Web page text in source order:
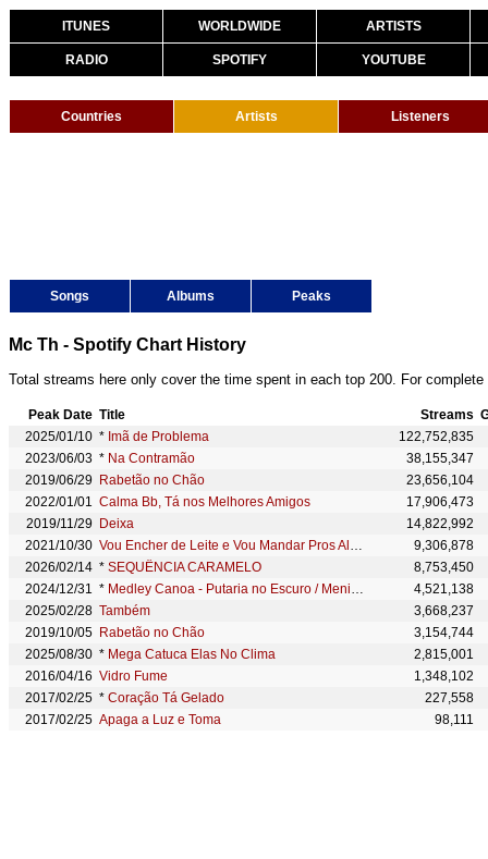
ITUNES WORLDWIDE ARTISTS
RADIO SPOTIFY YOUTUBE
Countries Artists Listeners
Songs Albums Peaks
Mc Th - Spotify Chart History
Total streams here only cover the time spent in each top 200. For
Peak Date Title Streams
2025/01/10 * Imã de Problema
122,752,835
2023/06/03 * Na Contramão
38,155,347
2019/06/29
Rabetão no Chão
23,656,104
2022/01/01 Calma Bb, Tá nos Melhores Amigos
17,906,473
2019/11/29
Deixa
14,822,992
2021/10/30
Vou Encher de Leite e Vou Mandar Pros Alemão - Eletrofunk
9,306,878
2026/02/14 * SEQUÊNCIA CARAMELO
8,753,450
2024/12/31 * Medley Canoa - Putaria no Escuro / Menina do Job / Escada do Prédio / Mal Caminho / Pede Que eu Te Dou
4,521,138
2025/02/28 Também
3,668,237
2019/10/05 Rabetão no Chão
3,154,744
2025/08/30 * Mega Catuca Elas No Clima
2,815,001
2016/04/16 Vidro Fume
1,348,102
2017/02/25 * Coração Tá Gelado
227,558
2017/02/25 Apaga a Luz e Toma 98,111